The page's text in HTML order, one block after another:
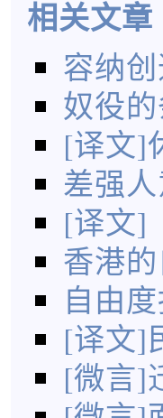
相关文章
容纳
奴役
[译文]
差强
[译文]
香港
自由
[译文]
[微言]